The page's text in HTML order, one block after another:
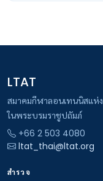
LTAT
สมาคมกีฬาลอนเทนนิสแห่
ในพระบรมราชูปถัมภ์
+66 2 503 4080
ltat_thai@ltat.org
สำรวจ